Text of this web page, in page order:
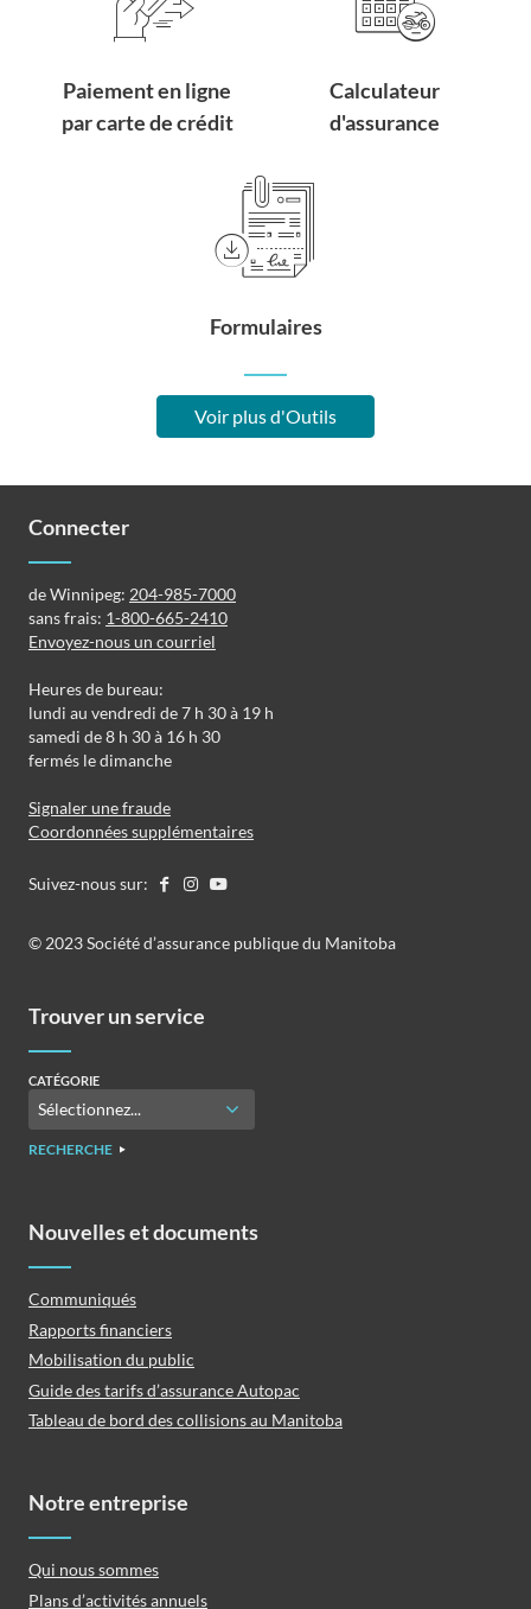
Paiement en ligne
par carte de crédit
Calculateur
d'assurance
Formulaires
Voir plus d'Outils
Connecter
de Winnipeg: 204-985-7000
sans frais: 1-800-665-2410
Envoyez-nous un courriel
Heures de bureau:
lundi au vendredi de 7 h 30 à 19 h
samedi de 8 h 30 à 16 h 30
fermés le dimanche
Signaler une fraude
Coordonnées supplémentaires
Suivez-nous sur:
©️️ 2023 Société d’assurance publique du Manitoba
Trouver un service
CATÉGORIE
RECHERCHE
Nouvelles et documents
Communiqués
Rapports financiers
Mobilisation du public
Guide des tarifs d’assurance Autopac
Tableau de bord des collisions au Manitoba
Notre entreprise
Qui nous sommes
Plans d’activités annuels